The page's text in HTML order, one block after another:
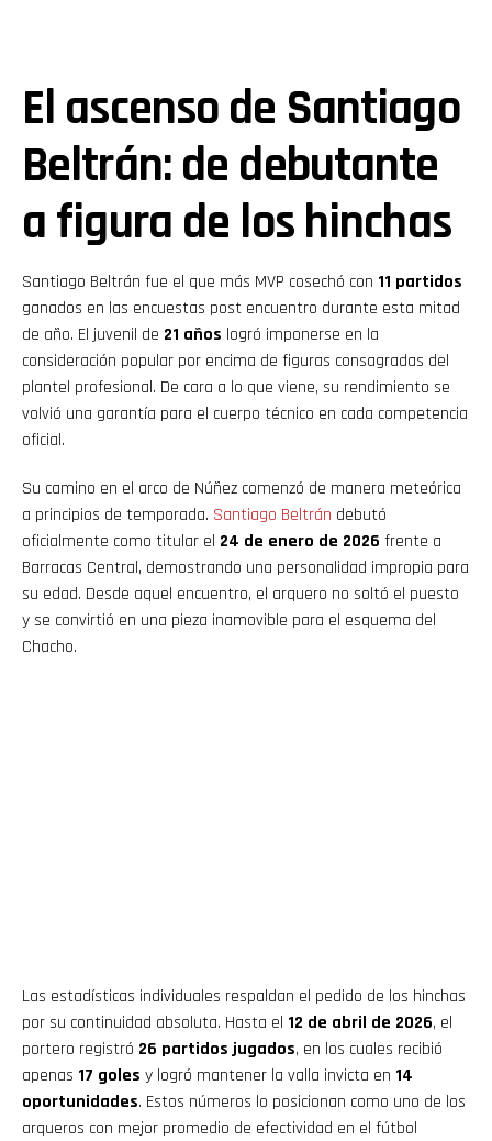
El ascenso de Santiago
Beltrán: de debutante
a figura de los hinchas
Santiago Beltrán fue el que más MVP cosechó con 11 partidos
ganados en las encuestas post encuentro durante esta mitad
de año. El juvenil de 21 años logró imponerse en la
consideración popular por encima de figuras consagradas del
plantel profesional. De cara a lo que viene, su rendimiento se
volvió una garantía para el cuerpo técnico en cada competencia
oficial.
Su camino en el arco de Núñez comenzó de manera meteórica
a principios de temporada. Santiago Beltrán debutó
oficialmente como titular el 24 de enero de 2026 frente a
Barracas Central, demostrando una personalidad impropia para
su edad. Desde aquel encuentro, el arquero no soltó el puesto
y se convirtió en una pieza inamovible para el esquema del
Chacho.
Las estadísticas individuales respaldan el pedido de los hinchas
por su continuidad absoluta. Hasta el 12 de abril de 2026, el
portero registró 26 partidos jugados, en los cuales recibió
apenas 17 goles y logró mantener la valla invicta en 14
oportunidades. Estos números lo posicionan como uno de los
arqueros con mejor promedio de efectividad en el fútbol